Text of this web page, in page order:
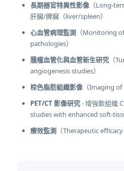
長期器官特異性影像 （Long-
肝臟/脾臟（liver/spleen）
心血管病理監測 （Monitoring
pathologies）
腫瘤血管化與血管新生研究 （
angiogenesis studies）
棕色脂肪組織影像 （Imaging
PET/CT 影像研究- 增強軟組織
studies with enhanced soft-
療效監測 （Therapeutic